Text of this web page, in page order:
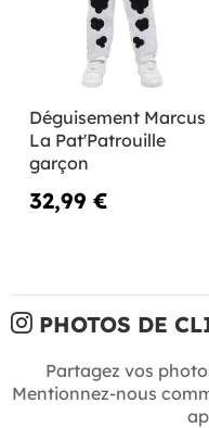
Déguisement Marcus
La Pat'Patrouille
garçon
32,99 €
PHOTOS DE
Partagez vos
Mentionnez-nous